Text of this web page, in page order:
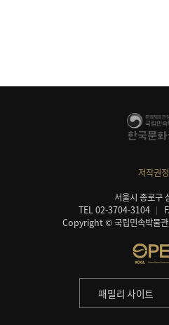
저작권
서울시 종로구
TEL 02-3704-3104
Copyright © 국립민속박물
패밀리 사이트